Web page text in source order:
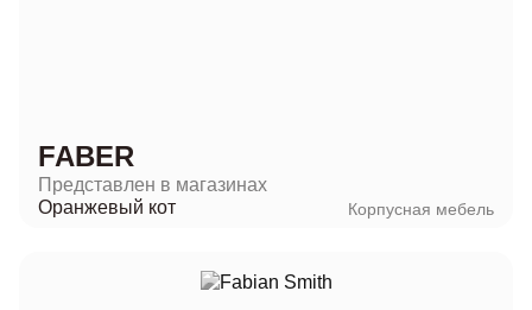
FABER
Представлен в магазинах
Оранжевый кот
Корпусная мебель